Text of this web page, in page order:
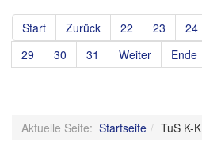
Start Zurück 22 23 24
29
30 31 Weiter Ende
Aktuelle Seite: Startseite TuS K-K